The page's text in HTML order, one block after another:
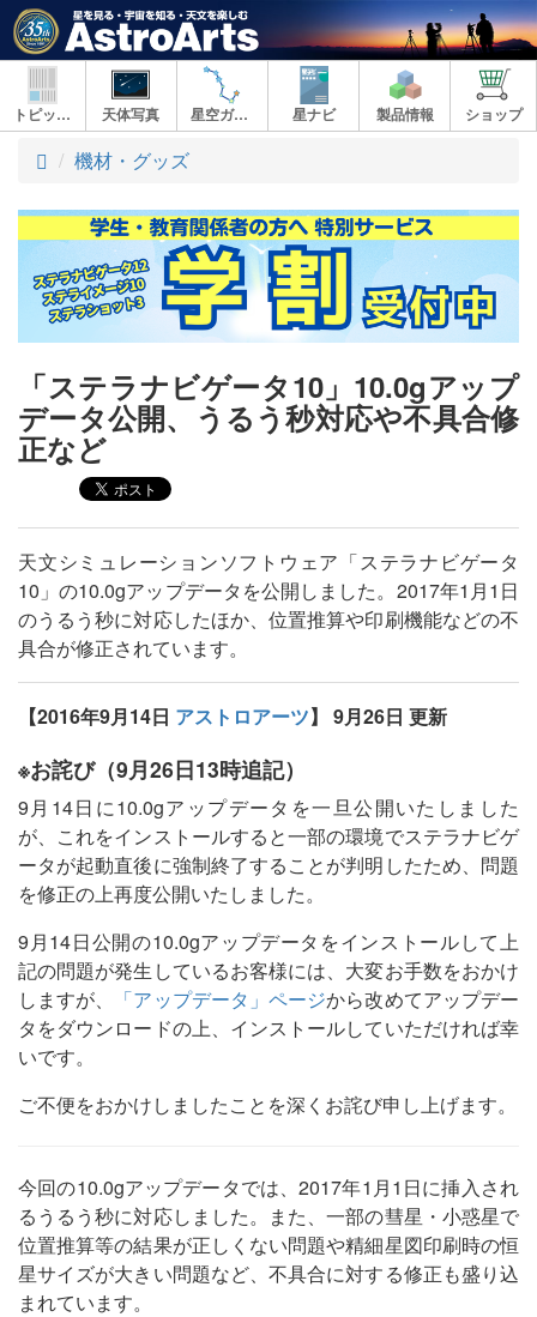
トピックス 天体写真 星空ガイド 星ナビ 製品情報 ショップ
ト
プ
機材・グッズ
「ステラナビゲータ10」10.0gアップ
データ公開、うるう秒対応や不具合修
正など
天文シミュレーションソフトウェア「ステラナビゲータ
10」の10.0gアップデータを公開しました。2017年1月1日
のうるう秒に対応したほか、位置推算や印刷機能などの不
具合が修正されています。
【2016年9月14日 アストロアーツ】 9月26日 更新
※お詫び（9月26日13時追記）
9月14日に10.0gアップデータを一旦公開いたしました
が、これをインストールすると一部の環境でステラナビゲ
ータが起動直後に強制終了することが判明したため、問題
を修正の上再度公開いたしました。
9月14日公開の10.0gアップデータをインストールして上
記の問題が発生しているお客様には、大変お手数をおかけ
しますが、
「アップデータ」ページから改めてアップデー
タをダウンロードの上、インストールしていただければ幸
いです。
ご不便をおかけしましたことを深くお詫び申し上げます。
今回の10.0gアップデータでは、2017年1月1日に挿入され
るうるう秒に対応しました。また、一部の彗星・小惑星で
位置推算等の結果が正しくない問題や精細星図印刷時の恒
星サイズが大きい問題など、不具合に対する修正も盛り込
まれています。